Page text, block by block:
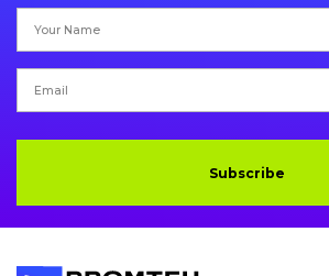
Buffers and pads
Hydraulics
Subscribe